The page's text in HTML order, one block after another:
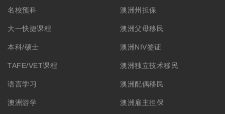
名校预科
大一快捷课程
本科/硕士
TAFE/VET课程
语言学习
澳洲游学
澳洲州担保
澳洲父母移民
澳洲NIV签证
澳洲独立技术移民
澳洲配偶移民
澳洲雇主担保